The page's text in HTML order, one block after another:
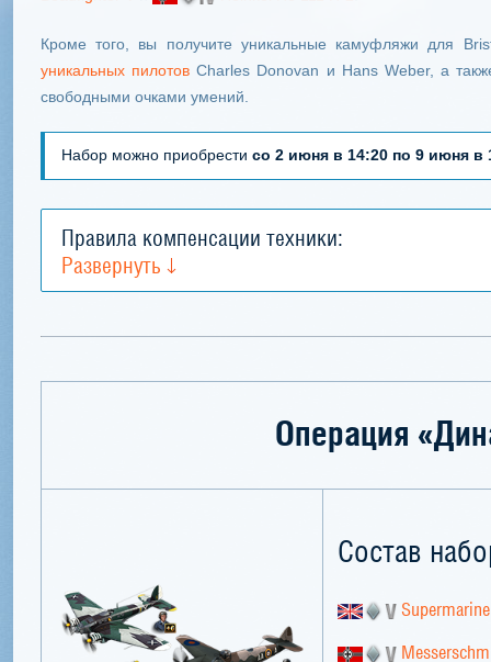
Кроме того, вы получите уникальные камуфляжи для
уникальных пилотов Charles Donovan и Hans Weber, а
свободными очками умений.
Набор можно приобрести со 2 июня в 14:20 по 9 июня в
Правила компенсации техники:
Развернуть
Операция
Состав